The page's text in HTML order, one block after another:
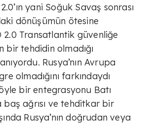
yani Soğuk Savaş sonrası
dönüşümün ötesine
2.0 Transatlantik güvenliğe
bir tehdidin olmadığı
Rusya’nın Avrupa
olmadığını farkındaydı
bir entegrasyonu Batı
ağrısı ve tehditkar bir
Rusya’nın doğrudan veya